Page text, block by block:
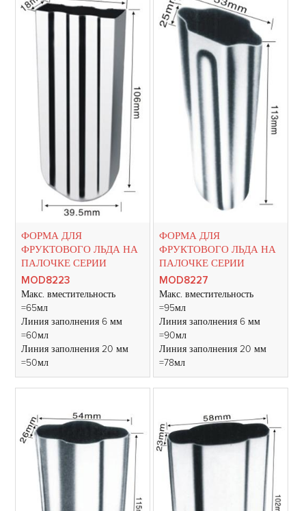
ФОРМА ДЛЯ
ФРУКТОВОГО ЛЬДА НА
ПАЛОЧКЕ СЕРИИ
MOD8223
Макс. вместительность
=65мл
Линия заполнения 6 мм
=60мл
Линия заполнения 20 мм
=50мл
ФОРМА ДЛЯ
ФРУКТОВОГО ЛЬДА НА
ПАЛОЧКЕ СЕРИИ
MOD8227
Макс. вместительность
=95мл
Линия заполнения 6 мм
=90мл
Линия заполнения 20 мм
=78мл